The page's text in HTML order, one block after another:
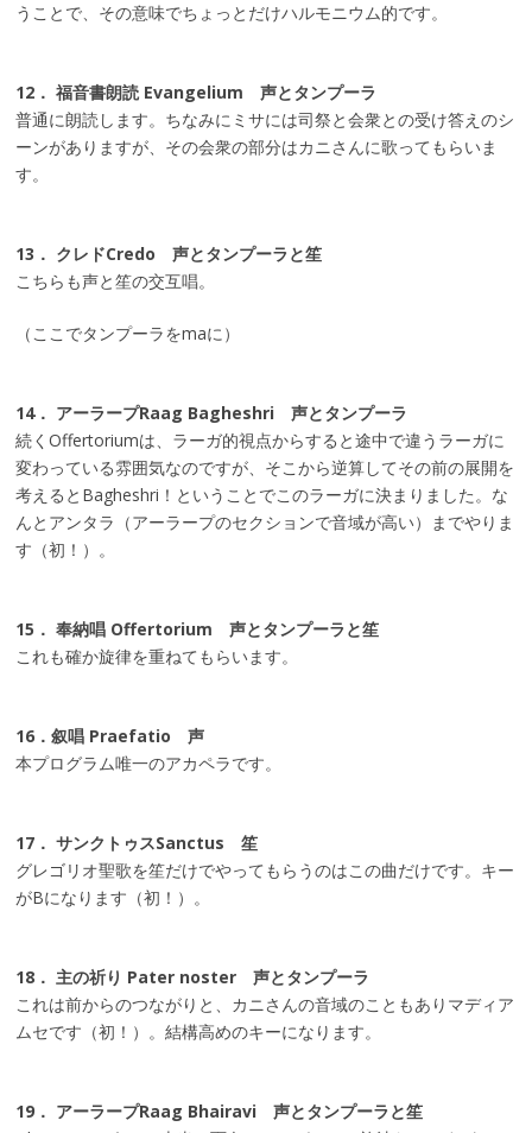
うことで、その意味でちょっとだけハルモニウム的です。
12． 福音書朗読 Evangelium 声とタンプーラ
普通に朗読します。ちなみにミサには司祭と会衆との受け答えのシ
ーンがありますが、その会衆の部分はカニさんに歌ってもらいま
す。
13． クレドCredo 声とタンプーラと笙
こちらも声と笙の交互唱。
（ここでタンプーラをmaに）
14． アーラープRaag Bagheshri 声とタンプーラ
続くOffertoriumは、ラーガ的視点からすると途中で違うラーガに
変わっている雰囲気なのですが、そこから逆算してその前の展開を
考えるとBagheshri！ということでこのラーガに決まりました。な
んとアンタラ（アーラープのセクションで音域が高い）までやりま
す（初！）。
15． 奉納唱 Offertorium 声とタンプーラと笙
これも確か旋律を重ねてもらいます。
16．叙唱 Praefatio 声
本プログラム唯一のアカペラです。
17． サンクトゥスSanctus 笙
グレゴリオ聖歌を笙だけでやってもらうのはこの曲だけです。キー
がBになります（初！）。
18． 主の祈り Pater noster 声とタンプーラ
これは前からのつながりと、カニさんの音域のこともありマディア
ムセです（初！）。結構高めのキーになります。
19． アーラープRaag Bhairavi 声とタンプーラと笙